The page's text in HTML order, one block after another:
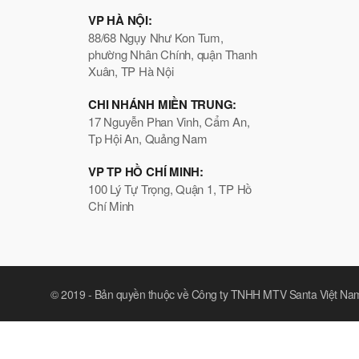
VP HÀ NỘI:
88/68 Ngụy Như Kon Tum,
phường Nhân Chính, quận Thanh
Xuân, TP Hà Nội
CHI NHÁNH MIỀN TRUNG:
17 Nguyễn Phan Vinh, Cẩm An,
Tp Hội An, Quảng Nam
VP TP HỒ CHÍ MINH:
100 Lý Tự Trọng, Quận 1, TP Hồ
Chí Minh
© 2019 - Bản quyền thuộc về Công ty TNHH MTV Santa Việt